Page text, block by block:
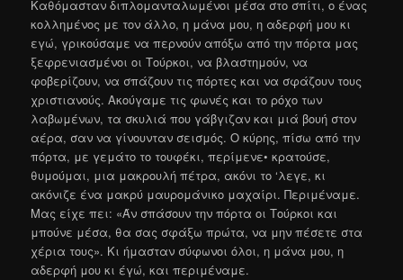
Καθόμασταν διπλομανταλωμένοι μέσα στο σπίτι, ο ένας
κολλημένος με τον άλλο, η μάνα μου, η αδερφή μου κι
εγώ, γρικούσαμε να περνούν απόξω από την πόρτα μας
ξεφρενιασμένοι οι Τούρκοι, να βλαστημούν, να
φοβερίζουν, να σπάζουν τις πόρτες και να σφάζουν τους
χριστιανούς. Ακούγαμε τις φωνές και το ρόχο των
λαβωμένων, τα σκυλιά που γάβγιζαν και μιά βουή στον
αέρα, σαν να γίνουνταν σεισμός. Ο κύρης, πίσω από την
πόρτα, με γεμάτο το τουφέκι, περίμενε• κρατούσε,
θυμούμαι, μια μακρουλή πέτρα, ακόνι το ‘λεγε, κι
ακόνιζε ένα μακρύ μαυρομάνικο μαχαίρι. Περιμέναμε.
Μας είχε πει: «Άν σπάσουν την πόρτα οι Τούρκοι και
μπούνε μέσα, θα σας σφάξω πρώτα, να μην πέσετε στα
χέρια τους». Κι ήμασταν σύφωνοι όλοι, η μάνα μου, η
αδερφή μου κι έγώ, και περιμέναμε.